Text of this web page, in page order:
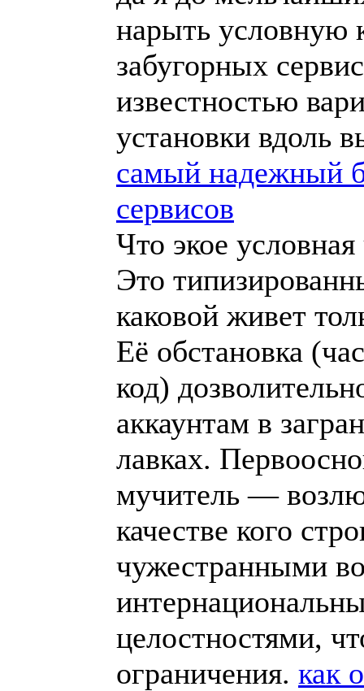
нарыть условную
забугорных
известностью
установки вдоль
самый надежный
сервисов
Что экое
Это
каковой живет
Её обстановка
код)
аккаунтам в
лавках.
мучитель —
качестве кого
чужестранными
целостностями,
ограничения. как